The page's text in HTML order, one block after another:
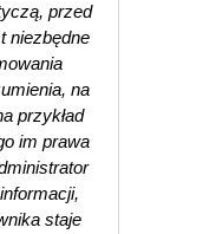
przed
niezbędne
na
przykład
im prawa
staje